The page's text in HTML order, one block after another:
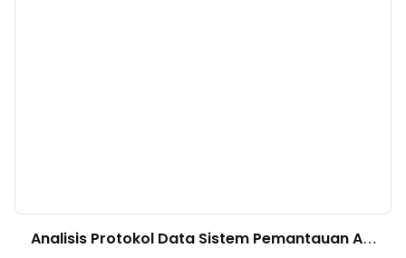
Analisis Protokol Data Sistem Pemantauan Air: